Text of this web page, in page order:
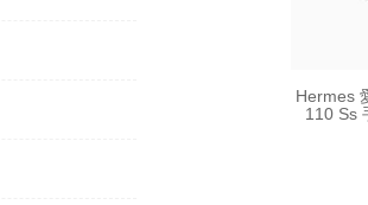
Hermes
110 Ss